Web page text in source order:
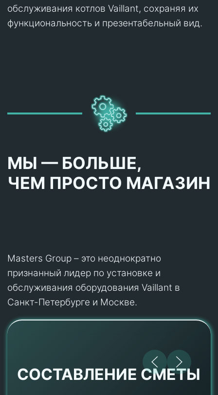
обслуживания котлов Vaillant, сохраняя их
функциональность и презентабельный вид.
МЫ — БОЛЬШЕ,
ЧЕМ ПРОСТО МАГАЗИН
Masters Group – это неоднократно
признанный лидер по установке и
обслуживания оборудования Vaillant в
Санкт-Петербурге и Москве.
СОСТАВЛЕНИЕ СМЕТЫ